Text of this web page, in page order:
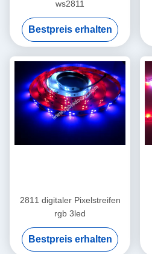
ws2811
Bestpreis erhalten
2811 digitaler Pixelstreifen
rgb 3led
Bestpreis erhalten